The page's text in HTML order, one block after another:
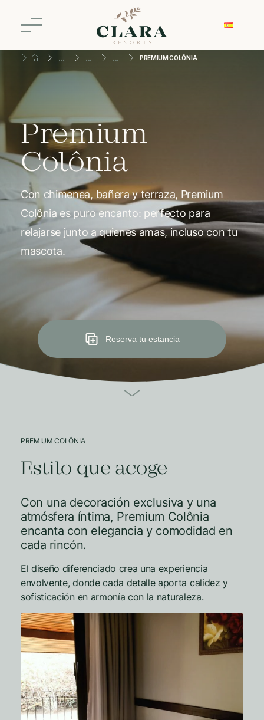
PREMIUM COLÔNIA
Premium
Colônia
Con chimenea, bañera y terraza, Premium
Colônia es puro encanto: perfecto para
relajarse junto a quienes amas, incluso con tu
mascota.
Reserva tu estancia
PREMIUM COLÔNIA
Estilo que acoge
Con una decoración exclusiva y una
atmósfera íntima, Premium Colônia
encanta con elegancia y comodidad en
cada rincón.
El diseño diferenciado crea una experiencia
envolvente, donde cada detalle aporta calidez y
sofisticación en armonía con la naturaleza.